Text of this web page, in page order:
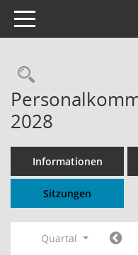
Toggle navigation
2028
Informationen
Sitzungen
Quartal